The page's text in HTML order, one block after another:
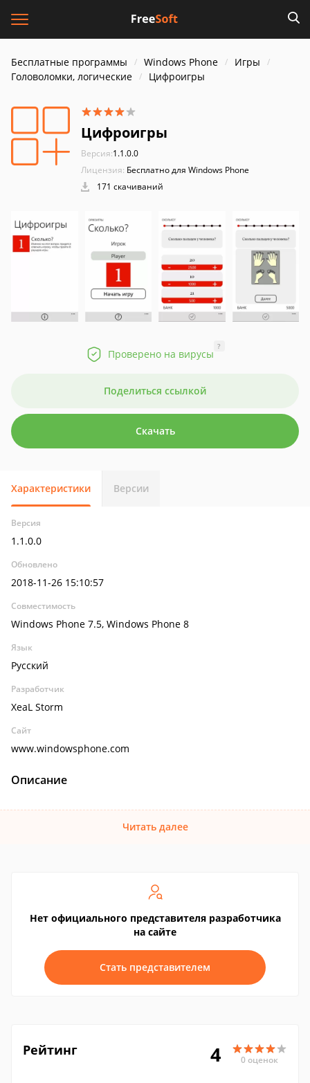
Бесплатные программы Windows Phone
Игры
Головоломки, логические
Цифроигры
Цифроигры
Версия:1.1.0.0
Лицензия: Бесплатно для Windows Phone
171 скачиваний
Проверено на вирусы
?
Поделиться ссылкой
Скачать
Характеристики Версии
Версия
1.1.0.0
Обновлено
2018-11-26 15:10:57
Совместимость
Windows Phone 7.5, Windows Phone 8
Язык
Русский
Разработчик
XeaL Storm
Сайт
www.windowsphone.com
Описание
Читать далее
Нет официального представителя разработчика
на сайте
Стать представителем
Рейтинг 4 0 оценок